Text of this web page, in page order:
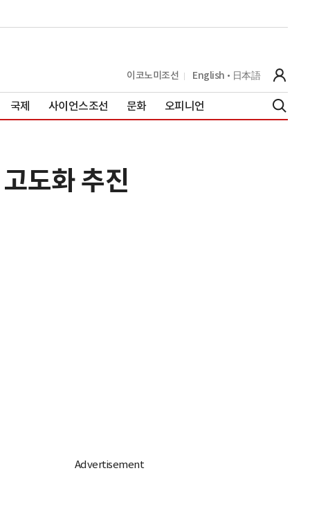
이코노미조선 English 日本語
국제 사이언스조선 문화 오피니언
도화 추진